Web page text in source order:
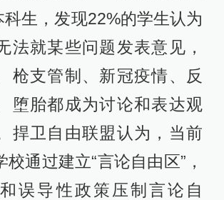
生，发现22%的学生认为
法就某些问题发表意见，
枪支管制、新冠疫情、反
堕胎都成为讨论和表达观
捍卫自由联盟认为，当前
校通过建立“言论自由区”，
误导性政策压制言论自